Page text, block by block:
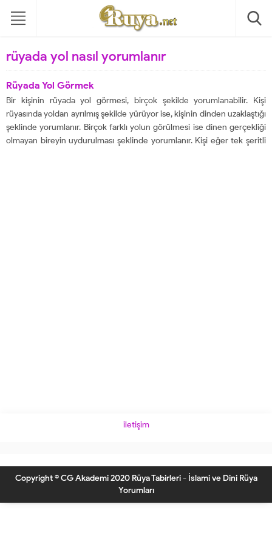
rüyada yol nasıl yorumlanır
Rüyada Yol Görmek
Bir kişinin rüyada yol görmesi, birçok şekilde yorumlanabilir. Kişi
rüyasında yoldan ayrılmış şekilde yürüyor ise, kişinin dinden uzaklaştığı
şeklinde yorumlanır. Birçok farklı yolun görülmesi ise dinen gerçekliği
olmayan bireyin uydurulması şeklinde yorumlanır. Kişi eğer tek şeritli
iletişim
Copyright © CG Akademi 2020 Rüya Tabirleri - İslami ve Dini Rüya
Yorumları